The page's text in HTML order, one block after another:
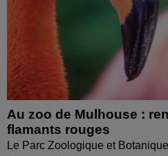
Au zoo de Mulhouse :
flamants rouges
Le Parc Zoologique et